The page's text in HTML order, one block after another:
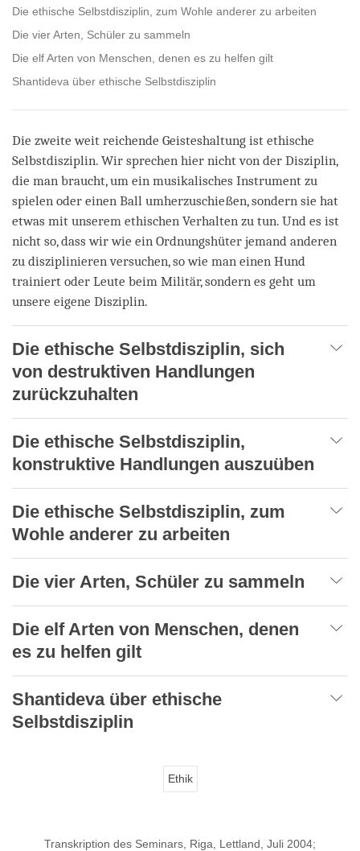
Die ethische Selbstdisziplin, zum Wohle anderer zu arbeiten
Die vier Arten, Schüler zu sammeln
Die elf Arten von Menschen, denen es zu helfen gilt
Shantideva über ethische Selbstdisziplin
Die zweite weit reichende Geisteshaltung ist ethische
Selbstdisziplin. Wir sprechen hier nicht von der Disziplin,
die man braucht, um ein musikalisches Instrument zu
spielen oder einen Ball umherzuschießen, sondern sie hat
etwas mit unserem ethischen Verhalten zu tun. Und es ist
nicht so, dass wir wie ein Ordnungshüter jemand anderen
zu disziplinieren versuchen, so wie man einen Hund
trainiert oder Leute beim Militär, sondern es geht um
unsere eigene Disziplin.
Die ethische Selbstdisziplin, sich
von destruktiven Handlungen
zurückzuhalten
Die ethische Selbstdisziplin,
konstruktive Handlungen auszuüben
Die ethische Selbstdisziplin, zum
Wohle anderer zu arbeiten
Die vier Arten, Schüler zu sammeln
Die elf Arten von Menschen, denen
es zu helfen gilt
Shantideva über ethische
Selbstdisziplin
Ethik
Transkription des Seminars, Riga, Lettland, Juli 2004;